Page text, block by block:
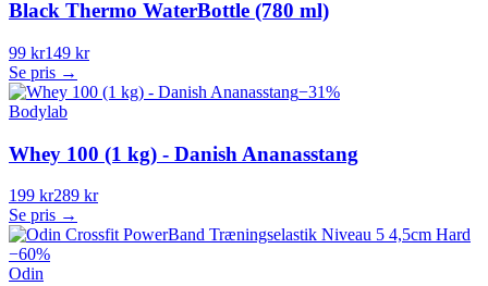
Black Thermo WaterBottle (780 ml)
99 kr149 kr
Se pris →
−31%
Bodylab
Whey 100 (1 kg) - Danish Ananasstang
199 kr289 kr
Se pris →
−60%
Odin